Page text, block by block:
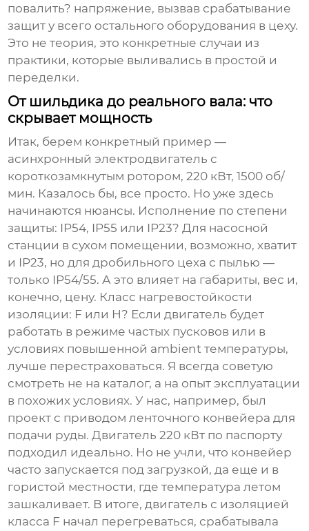
повалить? напряжение, вызвав срабатывание
защит у всего остального оборудования в цеху.
Это не теория, это конкретные случаи из
практики, которые выливались в простой и
переделки.
От шильдика до реального вала: что
скрывает мощность
Итак, берем конкретный пример —
асинхронный электродвигатель с
короткозамкнутым ротором, 220 кВт, 1500 об/
мин. Казалось бы, все просто. Но уже здесь
начинаются нюансы. Исполнение по степени
защиты: IP54, IP55 или IP23? Для насосной
станции в сухом помещении, возможно, хватит
и IP23, но для дробильного цеха с пылью —
только IP54/55. А это влияет на габариты, вес и,
конечно, цену. Класс нагревостойкости
изоляции: F или H? Если двигатель будет
работать в режиме частых пусковов или в
условиях повышенной ambient температуры,
лучше перестраховаться. Я всегда советую
смотреть не на каталог, а на опыт эксплуатации
в похожих условиях. У нас, например, был
проект с приводом ленточного конвейера для
подачи руды. Двигатель 220 кВт по паспорту
подходил идеально. Но не учли, что конвейер
часто запускается под загрузкой, да еще и в
гористой местности, где температура летом
зашкаливает. В итоге, двигатель с изоляцией
класса F начал перегреваться, срабатывала